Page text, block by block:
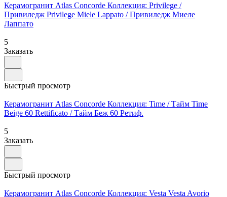
Керамогранит Atlas Concorde Коллекция: Privilege /
Привиледж Privilege Miele Lappato / Привиледж Миеле
Лаппато
5
Заказать
Быстрый просмотр
Керамогранит Atlas Concorde Коллекция: Time / Тайм Time
Beige 60 Rettificato / Тайм Беж 60 Ретиф.
5
Заказать
Быстрый просмотр
Керамогранит Atlas Concorde Коллекция: Vesta Vesta Avorio